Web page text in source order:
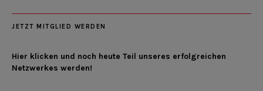
JETZT MITGLIED WERDEN
Hier klicken und noch heute Teil unseres erfolgreichen
Netzwerkes werden!